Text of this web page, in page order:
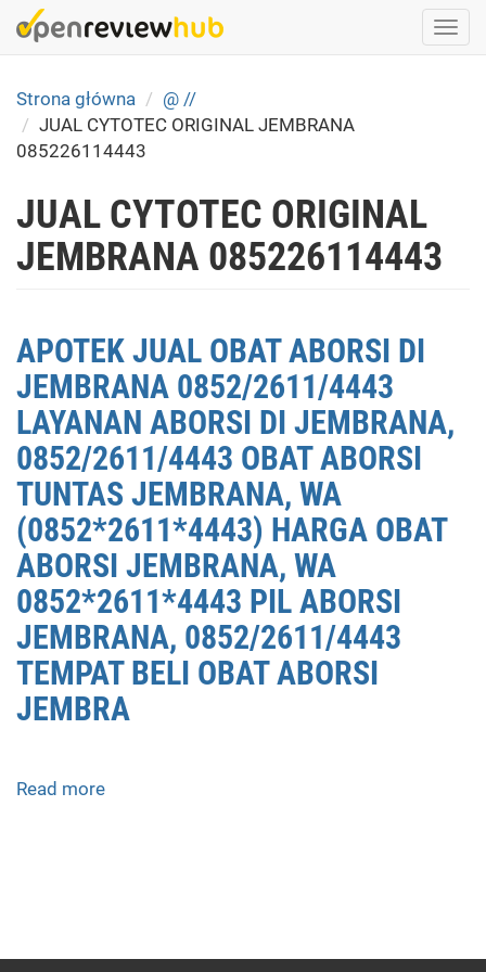
Skip
to
content
Strona główna
@ //
JUAL CYTOTEC ORIGINAL JEMBRANA
085226114443
JUAL CYTOTEC ORIGINAL
JEMBRANA 085226114443
APOTEK JUAL OBAT ABORSI DI
JEMBRANA 0852/2611/4443
LAYANAN ABORSI DI JEMBRANA,
0852/2611/4443 OBAT ABORSI
TUNTAS JEMBRANA, WA
(0852*2611*4443) HARGA OBAT
ABORSI JEMBRANA, WA
0852*2611*4443 PIL ABORSI
JEMBRANA, 0852/2611/4443
TEMPAT BELI OBAT ABORSI
JEMBRA
Read more